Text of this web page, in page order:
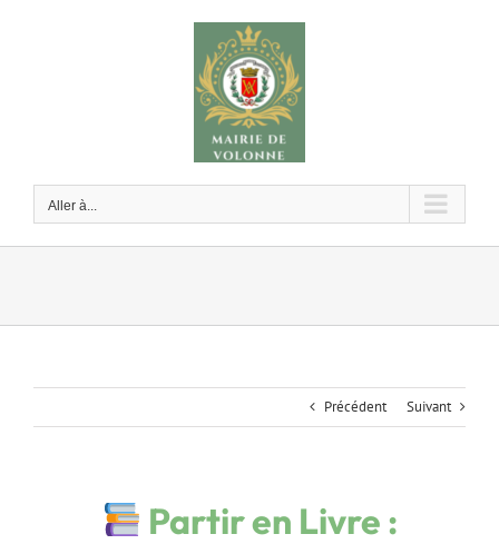
Aller à...
Précédent Suivant
Partir en Livre :